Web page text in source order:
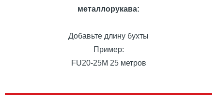
металлорукава:
Добавьте длину бухты
Пример:
FU20-25М 25 метров